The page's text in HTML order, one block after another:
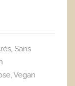
, Sans
, Vegan